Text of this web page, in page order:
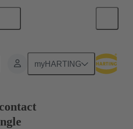
myHARTING